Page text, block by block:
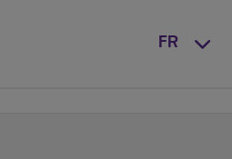
FR